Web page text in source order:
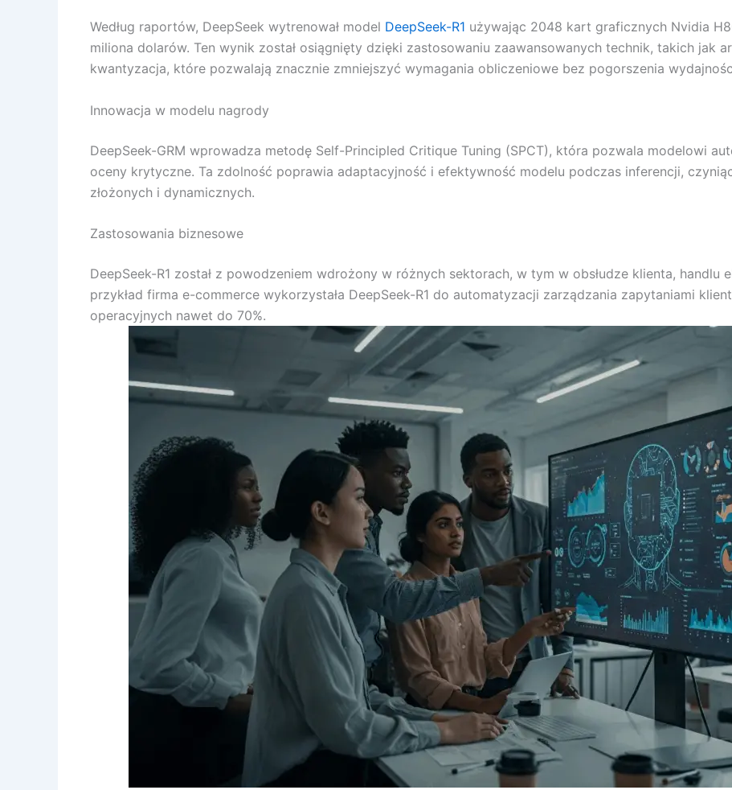
Według raportów, DeepSeek wytrenował model DeepSeek-R1 używając 2048 kart graficznych Nvidia
miliona dolarów. Ten wynik został osiągnięty dzięki zastosowaniu zaawansowanych technik, takich jak
kwantyzacja, które pozwalają znacznie zmniejszyć wymagania obliczeniowe bez pogorszenia
Innowacja w modelu nagrody
DeepSeek-GRM wprowadza metodę Self-Principled Critique Tuning (SPCT), która pozwala modelowi
oceny krytyczne. Ta zdolność poprawia adaptacyjność i efektywność modelu podczas inferencji,
złożonych i dynamicznych.
Zastosowania biznesowe
DeepSeek-R1 został z powodzeniem wdrożony w różnych sektorach, w tym w obsłudze klienta, handlu
przykład firma e-commerce wykorzystała DeepSeek-R1 do automatyzacji zarządzania zapytaniami
operacyjnych nawet do 70%.